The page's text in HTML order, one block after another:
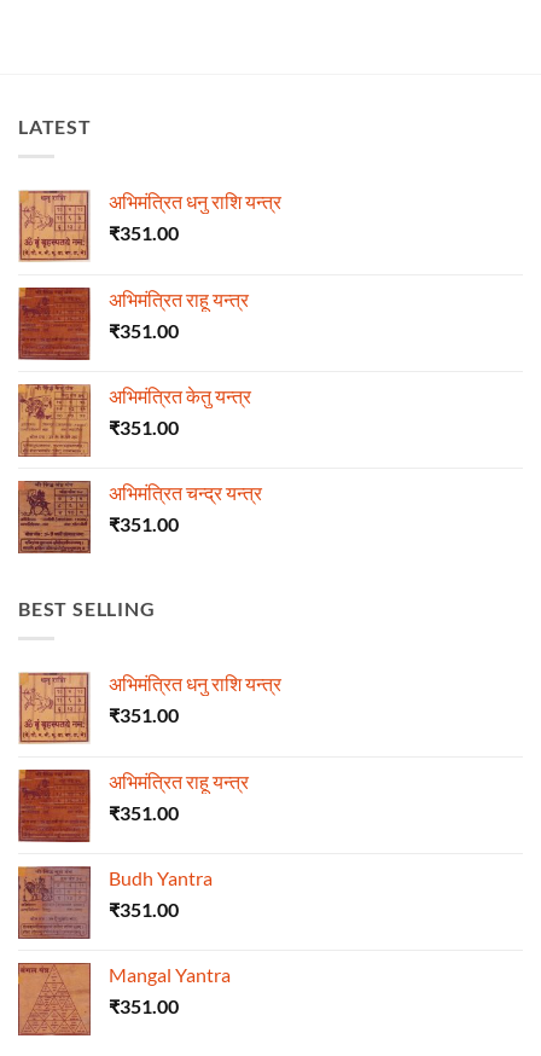
LATEST
अभिमंत्रित धनु राशि यन्त्र
₹351.00
अभिमंत्रित राहू यन्त्र
₹351.00
अभिमंत्रित केतु यन्त्र
₹351.00
अभिमंत्रित चन्द्र यन्त्र
₹351.00
BEST SELLING
अभिमंत्रित धनु राशि यन्त्र
₹351.00
अभिमंत्रित राहू यन्त्र
₹351.00
Budh Yantra
₹351.00
Mangal Yantra
₹351.00